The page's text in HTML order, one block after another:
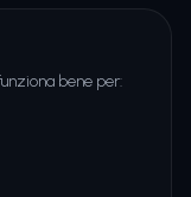
bene per: